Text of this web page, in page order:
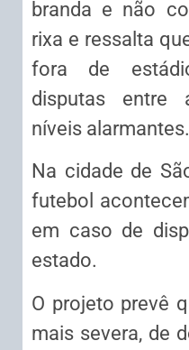
branda e não
rixa e ressalta
fora de
disputas entre
níveis alarmantes.
Na cidade de
futebol
em caso de
estado.
O projeto prevê
mais severa, de